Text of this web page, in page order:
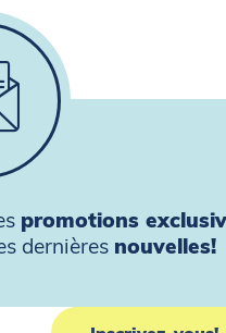
promotions
dernières nouvelles!